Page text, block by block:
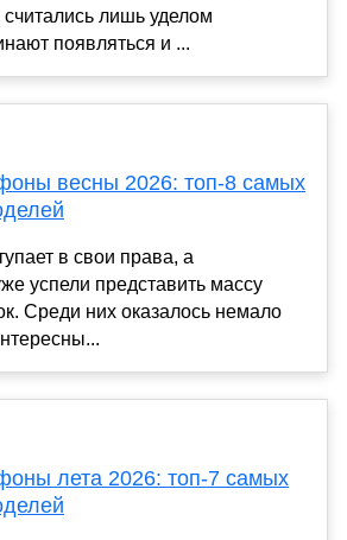
лишь уделом
появляться и ...
весны 2026: топ-8 самых
в свои права, а
успели представить массу
Среди них оказалось немало
лета 2026: топ-7 самых